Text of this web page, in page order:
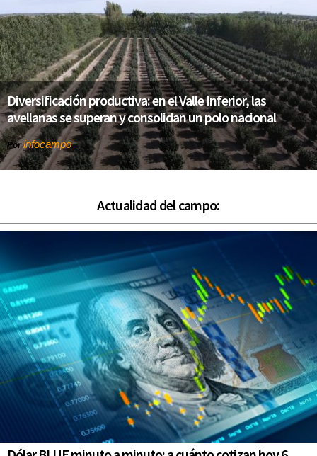
Diversificación productiva: en el Valle Inferior, las
avellanas se superan y consolidan un polo nacional
Porinfocampo
Actualidad del campo: